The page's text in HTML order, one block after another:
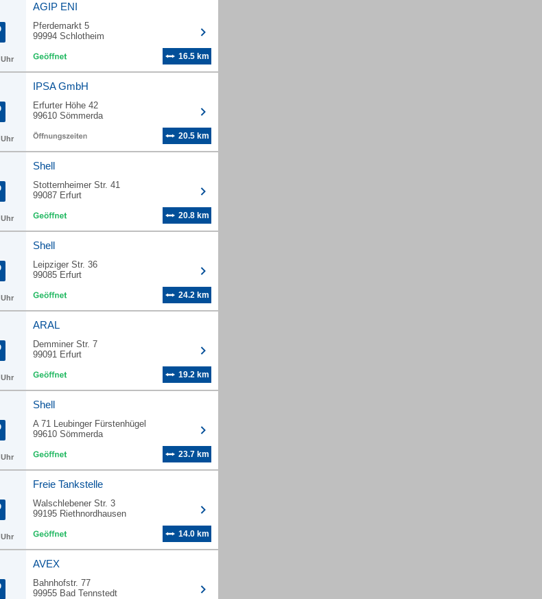
AGIP ENI
Pferdemarkt 5
99994 Schlotheim
16.5 km
IPSA GmbH
Erfurter Höhe 42
99610 Sömmerda
20.5 km
Shell
Stotternheimer Str. 41
99087 Erfurt
20.8 km
Shell
Leipziger Str. 36
99085 Erfurt
24.2 km
ARAL
Demminer Str. 7
99091 Erfurt
19.2 km
Shell
A 71 Leubinger Fürstenhügel
99610 Sömmerda
23.7 km
Freie Tankstelle
Walschlebener Str. 3
99195 Riethnordhausen
14.0 km
AVEX
Bahnhofstr. 77
99955 Bad Tennstedt